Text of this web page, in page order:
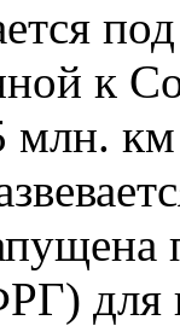
к
млн.
для